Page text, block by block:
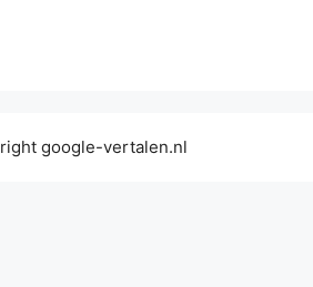
google-vertalen.nl